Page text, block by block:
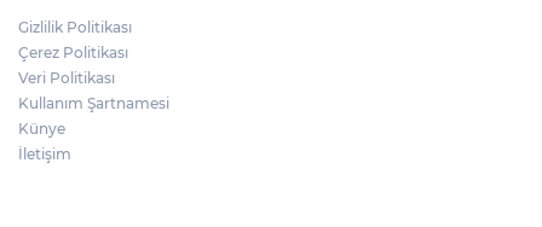
Gizlilik Politikası
Çerez Politikası
Veri Politikası
Kullanım Şartnamesi
Künye
İletişim